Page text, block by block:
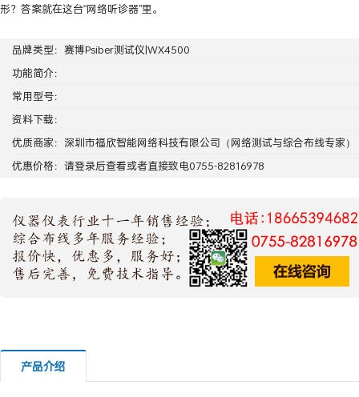
形？答案就在这台“网络听诊器”里。
品牌类型： 赛博Psiber测试仪|WX4500
功能简介：
常用型号：
资料下载：
优质商家： 深圳市福欣智能网络科技有限公司 （网络测试与综合布线专家）
优惠价格：请登录后查看或者直接致电0755-82816978
产品介绍